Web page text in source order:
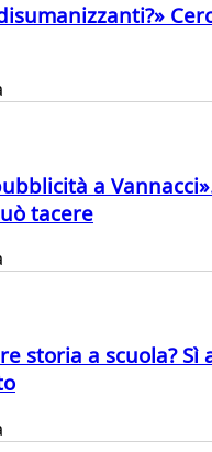
a
tacere
storia a scuola?